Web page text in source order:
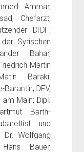
Ammar,
Chefarzt;
DIDF;
Syrischen
Bahar,
Martin
Baraki,
DFV,
Main; Dipl.
Barth-
und
Dr. Wolfgang
Bauer,